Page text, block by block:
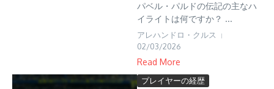
パベル・パルドの伝記の主なハ
イライトは何ですか？ ...
アレハンドロ・クルス
02/03/2026
Read More
プレイヤーの経歴